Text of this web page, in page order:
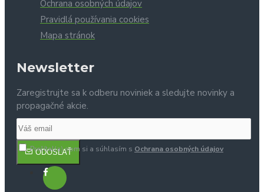
Ochrana osobných údajov
Pravidlá používania cookies
Mapa stránok
Newsletter
Zaregistrujte sa k odberu noviniek a sledujte novinky a
propagačné akcie.
ODOSLAŤ
Prečítal(a) som si a súhlasím s Ochrana osobných údajov